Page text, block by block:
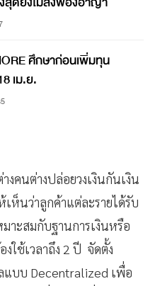
ศึกษาก่อนเพิ่มทุน
เม.ย.
คนต่างปล่อยวงเงินกันเงิน
ห็นว่าลูกค้าแต่ละรายได้รับ
มาะสมกับฐานการเงินหรือ
ใช้เวลาถึง 2 ปี จัดตั้ง
บบ Decentralized เพื่อ